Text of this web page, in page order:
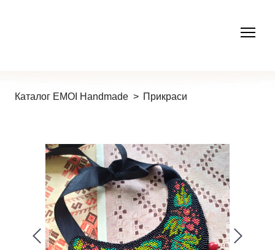
Каталог EMOI Handmade Прикраси